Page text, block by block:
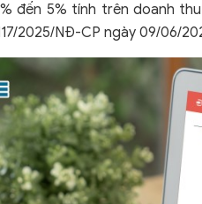
đến 5% tính trên doanh
2025/NĐ-CP ngày 09/06/